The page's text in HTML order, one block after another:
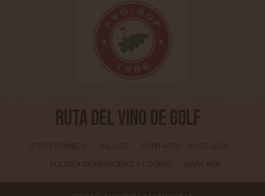
Ruta del Vino de Golf
OTROS TORNEOS ENLACES CONTACTO
AVISO LEGAL
POLÍTICA DE PRIVACIDAD Y COOKIES
MAPA WEB